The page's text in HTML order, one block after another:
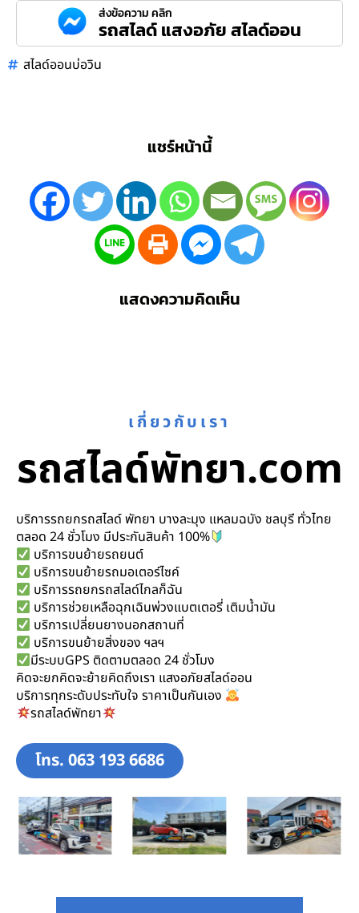
ส่งข้อความ คลิก
รถสไลด์ แสงอภัย สไลด์ออน
สไลด์ออนบ่อวิน
แชร์หน้านี้
แสดงความคิดเห็น
เกี่ยวกับเรา
รถสไลด์พัทยา.com
บริการรถยกรถสไลด์ พัทยา บางละมุง แหลมฉบัง ชลบุรี ทั่วไทย
ตลอด 24 ชั่วโมง มีประกันสินค้า 100%
บริการขนย้ายรถยนต์
บริการขนย้ายรถมอเตอร์ไซค์
บริการรถยกรถสไลด์ไกลก็ฉัน
บริการช่วยเหลือฉุกเฉินพ่วงแบตเตอรี่ เติมน้ำมัน
บริการเปลี่ยนยางนอกสถานที่
บริการขนย้ายสิ่งของ ฯลฯ
มีระบบGPS ติดตามตลอด 24 ชั่วโมง
คิดจะยกคิดจะย้ายคิดถึงเรา แสงอภัยสไลด์ออน
บริการทุกระดับประทับใจ ราคาเป็นกันเอง
รถสไลด์พัทยา
โทร. 063 193 6686